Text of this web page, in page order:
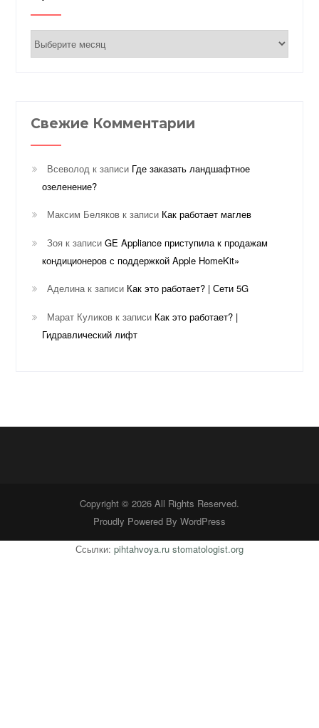
Свежие Комментарии
Всеволод к записи Где заказать ландшафтное
озеленение?
Максим Беляков к записи Как работает маглев
Зоя к записиGE Appliance приступила к продажам
кондиционеров с поддержкой Apple HomeKit»
Аделина к записи Как это работает? | Сети 5G
Марат Куликов к записи Как это работает? |
Гидравлический лифт
Copyright © 2026 All Rights Reserved.
Proudly Powered By WordPress
Ссылки: pihtahvoya.ru stomatologist.org